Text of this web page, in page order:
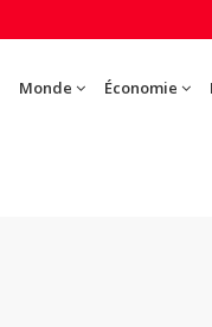
Monde Économie